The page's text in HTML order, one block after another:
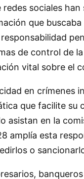
sociales
que
de control de
vital sobre el
en crímenes
que facilite su
asistan en la
amplía esta
o